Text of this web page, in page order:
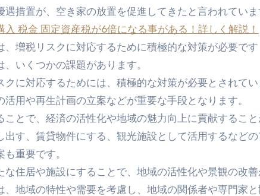
遇措置が、空き家の放置を促進してきたと言われていま
入 税金 固定資産税が6倍になる事がある！詳しく解説！
、増税リスクに対応するために積極的な対策が必要です
いくつかの課題があります。
に対応するためには、積極的な対策が必要とされてい
用や再生計画の立案などが重要な手段となります。
ことで、経済の活性化や地域の魅力向上に貢献すること
す、賃貸物件にする、観光施設として活用するなどの
重要です。
な住居や施設にすることで、地域の活性化や景観の改善
地域の特性や需要を考慮し、地域の関係者や専門家と